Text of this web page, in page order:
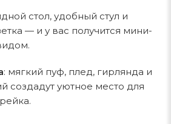
стол, удобный стул и
— и у вас получится мини-
: мягкий пуф, плед, гирлянда и
создадут уютное место для